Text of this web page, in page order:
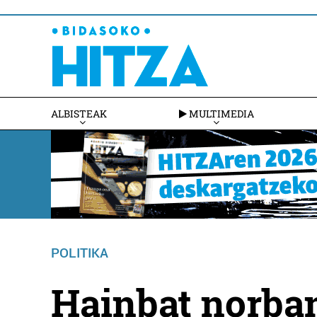
ALBISTEAK MULTIMEDIA
POLITIKA
Hainbat